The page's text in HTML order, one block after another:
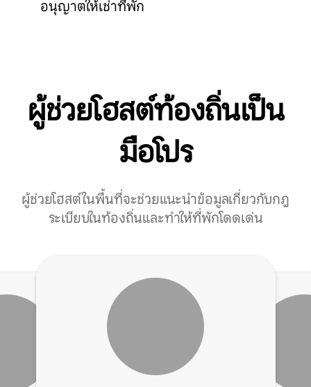
อนุญาตให้เช่าที่พัก
ผู้ช่วยโฮสต์ท้องถิ่นเป็น
มือโปร
ผู้ช่วยโฮสต์ในพื้นที่จะช่วยแนะนำข้อมูลเกี่ยวกับกฎ
ระเบียบในท้องถิ่นและทำให้ที่พักโดดเด่น